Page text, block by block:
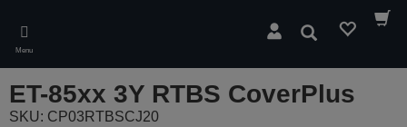
main
content
Menu
Pesquisar
ET-85xx 3Y RTBS CoverPlus
SKU: CP03RTBSCJ20